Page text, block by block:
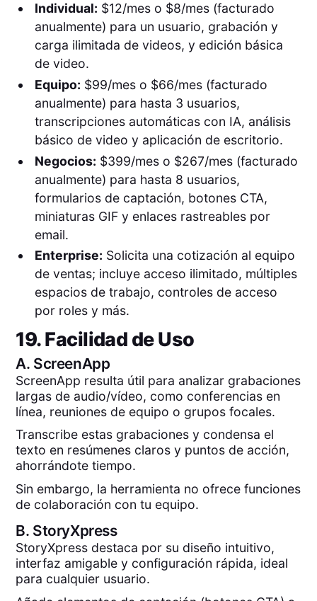
Individual: $12/mes o $8/mes (facturado
anualmente) para un usuario, grabación y
carga ilimitada de videos, y edición básica
de video.
Equipo: $99/mes o $66/mes (facturado
anualmente) para hasta 3 usuarios,
transcripciones automáticas con IA, análisis
básico de video y aplicación de escritorio.
Negocios: $399/mes o $267/mes (facturado
anualmente) para hasta 8 usuarios,
formularios de captación, botones CTA,
miniaturas GIF y enlaces rastreables por
email.
Enterprise: Solicita una cotización al equipo
de ventas; incluye acceso ilimitado, múltiples
espacios de trabajo, controles de acceso
por roles y más.
19. Facilidad de Uso
A. ScreenApp
ScreenApp resulta útil para analizar grabaciones
largas de audio/vídeo, como conferencias en
línea, reuniones de equipo o grupos focales.
Transcribe estas grabaciones y condensa el
texto en resúmenes claros y puntos de acción,
ahorrándote tiempo.
Sin embargo, la herramienta no ofrece funciones
de colaboración con tu equipo.
B. StoryXpress
StoryXpress destaca por su diseño intuitivo,
interfaz amigable y configuración rápida, ideal
para cualquier usuario.